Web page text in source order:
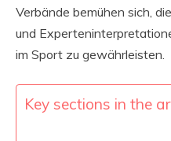
Verbände bemühen sich,
und
im Sport zu gewährleisten.
Key sections in the